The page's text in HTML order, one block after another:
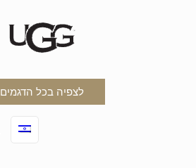
לצפיה בכל הדגמים